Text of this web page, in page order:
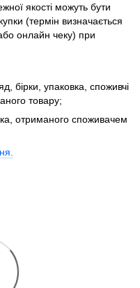
якості можуть бути
(термін визначається
онлайн чеку) при
бірки, упаковка, споживчі
товару;
отриманого споживачем